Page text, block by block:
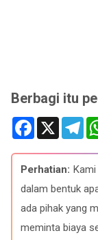
Berbagi itu
F
e
b
o
o
X
T
e
e
g
r
a
Perhatian:
dalam bentuk
ada pihak yang
meminta biaya